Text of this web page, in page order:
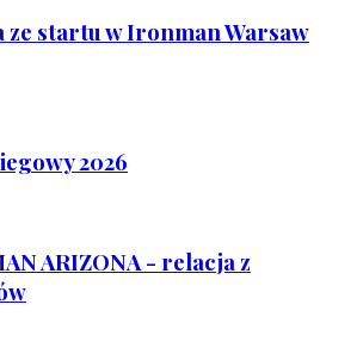
ze startu w Ironman Warsaw
2026
ARIZONA - relacja z